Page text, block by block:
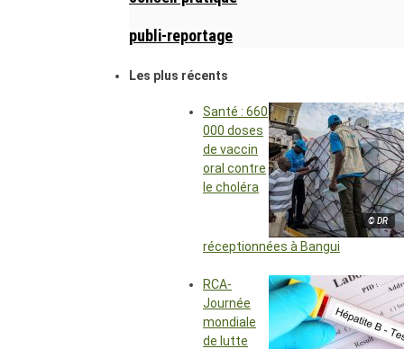
publi-reportage
Les plus récents
© DR
Santé : 660
000 doses
de vaccin
oral contre
le choléra
réceptionnées à Bangui
RCA-
Journée
mondiale
de lutte